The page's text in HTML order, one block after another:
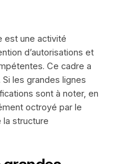
est une activité
d’autorisations et
Ce cadre a
les grandes lignes
sont à noter, en
octroyé par le
la structure